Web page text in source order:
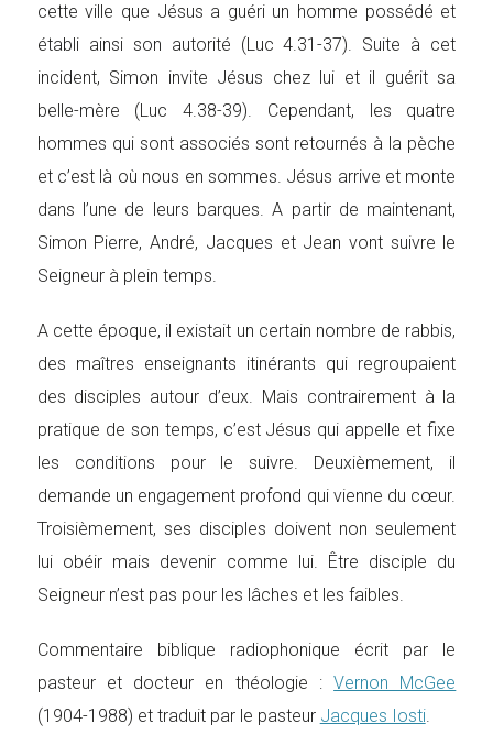
cette ville que Jésus a guéri un homme possédé et
établi ainsi son autorité (Luc 4.31-37). Suite à cet
incident, Simon invite Jésus chez lui et il guérit sa
belle-mère (Luc 4.38-39). Cependant, les quatre
hommes qui sont associés sont retournés à la pèche
et c’est là où nous en sommes. Jésus arrive et monte
dans l’une de leurs barques. A partir de maintenant,
Simon Pierre, André, Jacques et Jean vont suivre le
Seigneur à plein temps.
A cette époque, il existait un certain nombre de rabbis,
des maîtres enseignants itinérants qui regroupaient
des disciples autour d’eux. Mais contrairement à la
pratique de son temps, c’est Jésus qui appelle et fixe
les conditions pour le suivre. Deuxièmement, il
demande un engagement profond qui vienne du cœur.
Troisièmement, ses disciples doivent non seulement
lui obéir mais devenir comme lui. Être disciple du
Seigneur n’est pas pour les lâches et les faibles.
Commentaire biblique radiophonique écrit par le
pasteur et docteur en théologie :Vernon McGee
(1904-1988) et traduit par le pasteur Jacques Iosti.